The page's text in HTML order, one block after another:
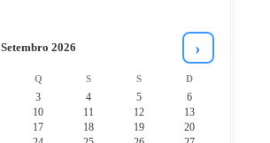
Setembro 2026 ›
Q S S D
3 4 5
6
10 11 12
13
17 18 19
20